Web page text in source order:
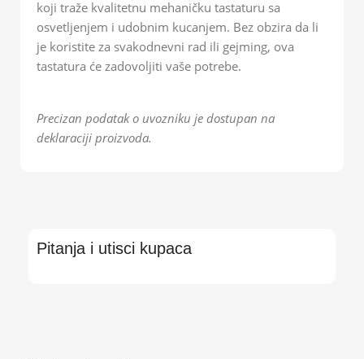
koji traže kvalitetnu mehaničku tastaturu sa
osvetljenjem i udobnim kucanjem. Bez obzira da li
je koristite za svakodnevni rad ili gejming, ova
tastatura će zadovoljiti vaše potrebe.
Precizan podatak o uvozniku je dostupan na
deklaraciji proizvoda.
Pitanja i utisci kupaca